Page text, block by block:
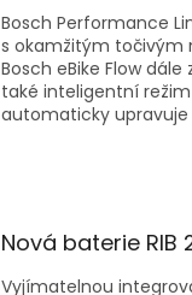
Bosch Performance
s okamžitým točivým
Bosch eBike Flow
také inteligentní
automaticky
Nová baterie RIB
Vyjímatelnou